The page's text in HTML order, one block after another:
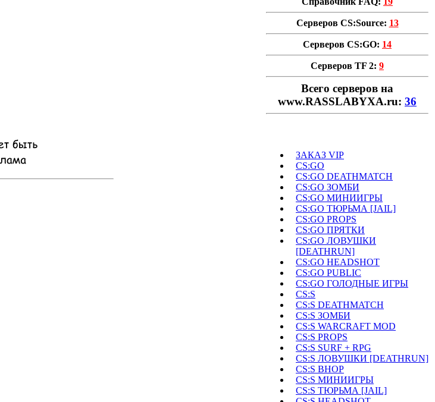
Серверов CS:Source: 13
Серверов CS:GO: 14
Серверов TF 2: 9
Всего cерверов на
www.RASSLABYXA.ru: 36
ЗАКАЗ VIP
CS:GO
CS:GO DEATHMATCH
CS:GO ЗОМБИ
CS:GO МИНИИГРЫ
CS:GO ТЮРЬМА [JAIL]
CS:GO PROPS
CS:GO ПРЯТКИ
CS:GO ЛОВУШКИ
[DEATHRUN]
CS:GO HEADSHOT
CS:GO PUBLIC
CS:GO ГОЛОДНЫЕ ИГРЫ
CS:S
CS:S DEATHMATCH
CS:S ЗОМБИ
CS:S WARCRAFT MOD
CS:S PROPS
CS:S SURF + RPG
CS:S ЛОВУШКИ [DEATHRUN]
CS:S BHOP
CS:S МИНИИГРЫ
CS:S ТЮРЬМА [JAIL]